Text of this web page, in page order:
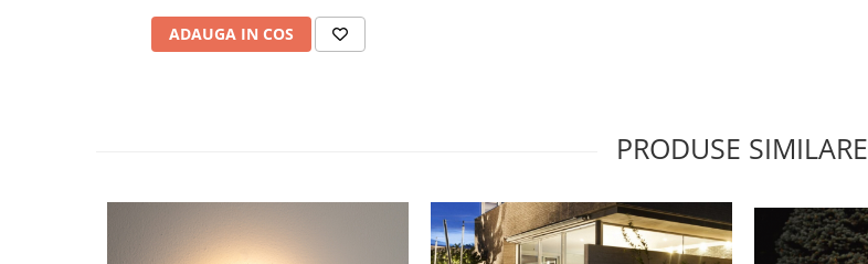
ADAUGA IN COS
PRODUSE SIMILARE